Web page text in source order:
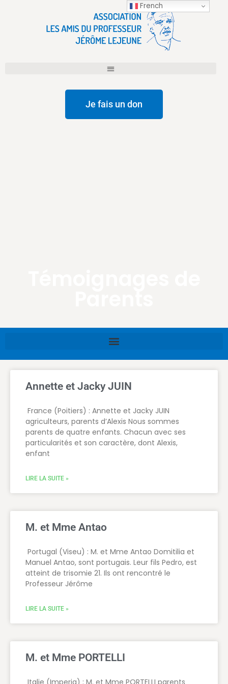
Je fais un don
Annette et Jacky JUIN
France (Poitiers) : Annette et Jacky JUIN
agriculteurs, parents d’Alexis Nous sommes
parents de quatre enfants. Chacun avec ses
particularités et son caractère, dont Alexis,
enfant
LIRE LA SUITE »
M. et Mme Antao
Portugal (Viseu) : M. et Mme Antao Domitilia et
Manuel Antao, sont portugais. Leur fils Pedro, est
atteint de trisomie 21. Ils ont rencontré le
Professeur Jérôme
LIRE LA SUITE »
M. et Mme PORTELLI
Italie (Imperia) : M. et Mme PORTELLI parents
French